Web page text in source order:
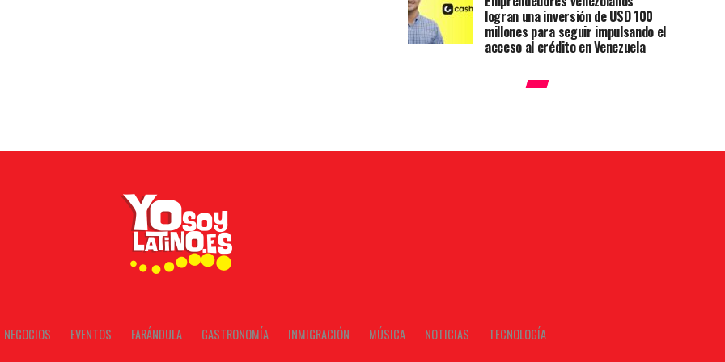
logran una inversión de USD 100
millones para seguir impulsando el
acceso al crédito en Venezuela
NEGOCIOS EVENTOS FARÁNDULA GASTRONOMÍA INMIGRACIÓN MÚSICA NOTICIAS TECNOLOGÍA